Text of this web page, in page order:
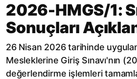
2026-HMGS/1:
Sonuçları
26 Nisan 2026 tarihinde
Mesleklerine Giriş Sınavı'nın
değerlendirme işlemleri